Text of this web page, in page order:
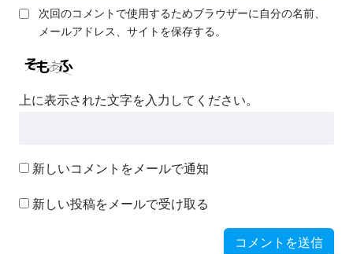
次回のコメントで使用するためブラウザーに自分の名前、
メールアドレス、サイトを保存する。
上に表示された文字を入力してください。
新しいコメントをメールで通知
新しい投稿をメールで受け取る